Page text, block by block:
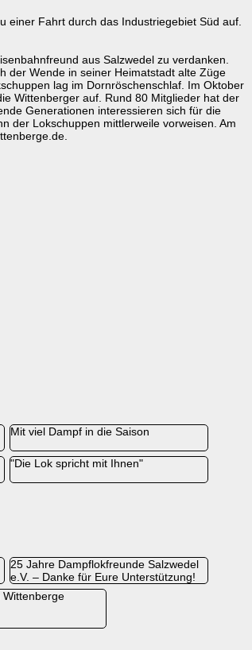
einer Fahrt durch das Industriegebiet Süd auf.
aus Salzwedel zu verdanken.
der Wende in seiner Heimatstadt alte Züge
lag im Dornröschenschlaf. Im Oktober
Wittenberger auf. Rund 80 Mitglieder hat der
Generationen interessieren sich für die
der Lokschuppen mittlerweile vorweisen. Am
Mit viel Dampf in die Saison
"Die Lok spricht mit Ihnen"
25 Jahre Dampflokfreunde Salzwedel
e.V. – Danke für Eure Unterstützung!